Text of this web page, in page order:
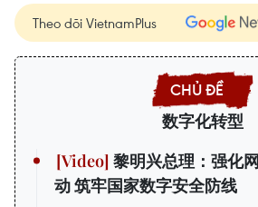
Theo dõi VietnamPlus
数字化转型
黎明兴总理：强化
动 筑牢国家数字安全防线